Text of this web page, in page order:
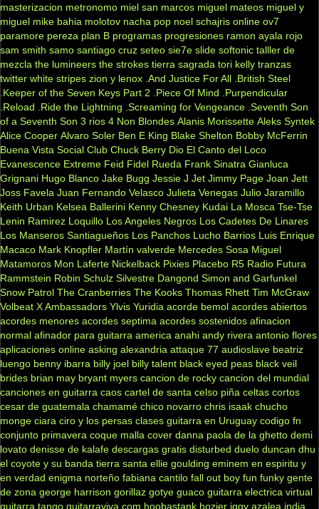
masterizacion metronomo miel san marcos miguel mateos miguel y
miguel mike bahia molotov nacha pop noel schajris online ov7
paramore pereza plan B programas progresiones ramon ayala rojo
sam smith samo santiago cruz seteo sie7e slide softonic talller de
mezcla the lumineers the strokes tierra sagrada tori kelly tranzas
twitter white stripes zion y lenox .And Justice For All .British Steel
.Keeper of the Seven Keys Part 2
.Piece Of Mind
.Purpendicular
.Reload
.Ride the Lightning .Screaming for Vengeance .Seventh Son
of a Seventh Son 3 rios 4 Non Blondes Alanis Morissette Aleks Syntek
Alice Cooper Alvaro Soler Ben E King Blake Shelton Bobby McFerrin
Buena Vista Social Club Chuck Berry Dio El Canto del Loco
Evanescence Extreme Feid Fidel Rueda Frank Sinatra Gianluca
Grignani Hugo Blanco Jake Bugg Jessie J Jet Jimmy Page Joan Jett
Joss Favela Juan Fernando Velasco Julieta Venegas Julio Jaramillo
Keith Urban Kelsea Ballerini Kenny Chesney Kudai La Mosca Tse-Tse
Lenin Ramirez Loquillo Los Angeles Negros Los Cadetes De Linares
Los Manseros Santiagueños Los Panchos Lucho Barrios Luis Enrique
Macaco Mark Knopfler Martín valverde Mercedes Sosa Miguel
Matamoros Mon Laferte Nickelback Pixies Placebo R5 Radio Futura
Rammstein Robin Schulz Silvestre Dangond Simon and Garfunkel
Snow Patrol The Cranberries The Kooks Thomas Rhett Tim McGraw
Volbeat X Ambassadors Ylvis Yuridia acorde bemol acordes abiertos
acordes menores acordes septima acordes sostenidos afinacion
normal afinador para guitarra america anahi andy rivera antonio flores
aplicaciones online asking alexandria attaque 77 audioslave beatriz
luengo benny ibarra billy joel billy talent black eyed peas black veil
brides brian may bryant myers cancion de rocky cancion del mundial
canciones en guitarra caos cartel de santa celso piña celtas cortos
cesar de guatemala chamamé chico novarro chris isaak chucho
monge ciara ciro y los persas clases guitarra en Uruguay codigo fn
conjunto primavera coque malla cover danna paola de la ghetto demi
lovato denisse de kalafe descargas gratis disturbed duelo duncan dhu
el coyote y su banda tierra santa ellie goulding eminem en espiritu y
en verdad enigma norteño fabiana cantilo fall out boy fun funky gente
de zona george harrison gorillaz gotye guaco guitarra electrica virtual
guitarra tango guitarraviva.com hoobastank hozier iggy azalea india